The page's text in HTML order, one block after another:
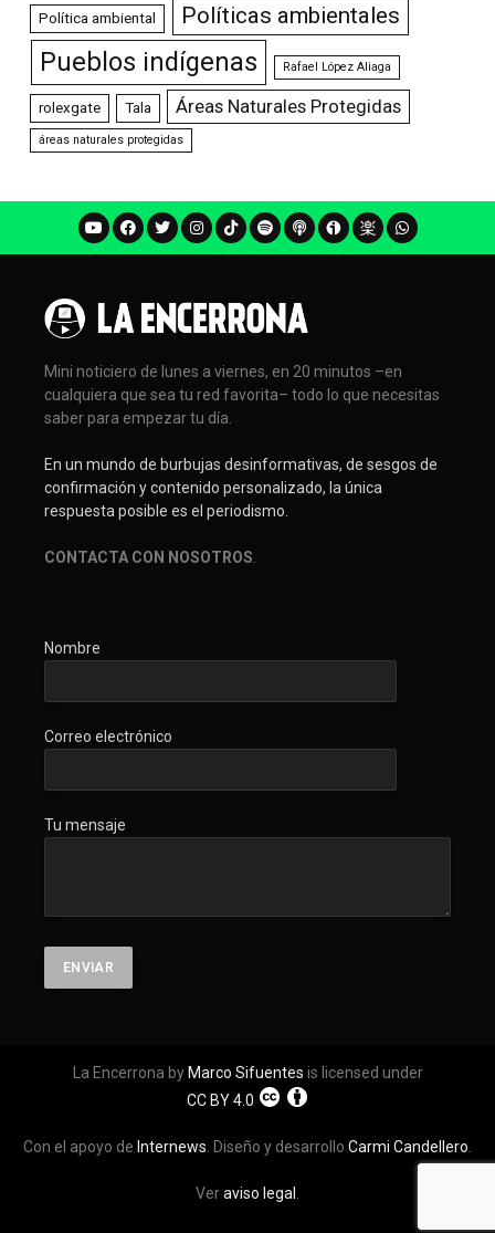
Política ambiental Políticas ambientales
Pueblos indígenas Rafael López Aliaga
rolexgate Tala Áreas Naturales Protegidas
áreas naturales protegidas
Mini noticiero de lunes a viernes, en 20 minutos –en
cualquiera que sea tu red favorita– todo lo que necesitas
saber para empezar tu día.
En un mundo de burbujas desinformativas, de sesgos de
confirmación y contenido personalizado, la única
respuesta posible es el periodismo.
CONTACTA CON NOSOTROS
Nombre
Correo electrónico
Tu mensaje
La Encerrona by Marco Sifuentes is licensed under
CC BY 4.0
Con el apoyo de Internews . Diseño y desarrollo Carmi Candellero
Veraviso legal